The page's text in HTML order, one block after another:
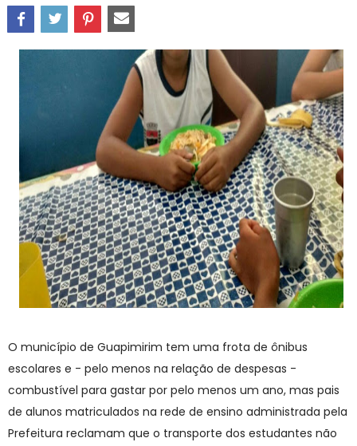
O município de Guapimirim tem uma frota de ônibus
escolares e - pelo menos na relação de despesas -
combustível para gastar por pelo menos um ano, mas pais
de alunos matriculados na rede de ensino administrada pela
Prefeitura reclamam que o transporte dos estudantes não